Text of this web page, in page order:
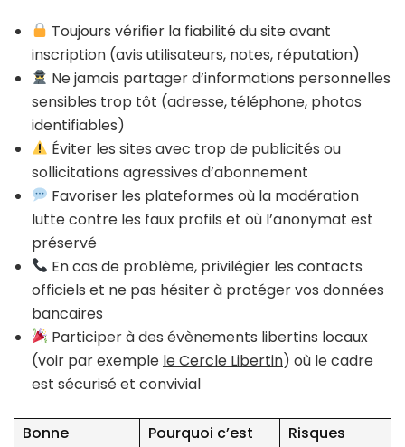
Toujours vérifier la fiabilité du site avant
inscription (avis utilisateurs, notes, réputation)
Ne jamais partager d’informations personnelles
sensibles trop tôt (adresse, téléphone, photos
identifiables)
Éviter les sites avec trop de publicités ou
sollicitations agressives d’abonnement
Favoriser les plateformes où la modération
lutte contre les faux profils et où l’anonymat est
préservé
En cas de problème, privilégier les contacts
officiels et ne pas hésiter à protéger vos données
bancaires
Participer à des évènements libertins locaux
(voir par exemple le Cercle Libertin) où le cadre
est sécurisé et convivial
Bonne
Pourquoi c’est
Risques